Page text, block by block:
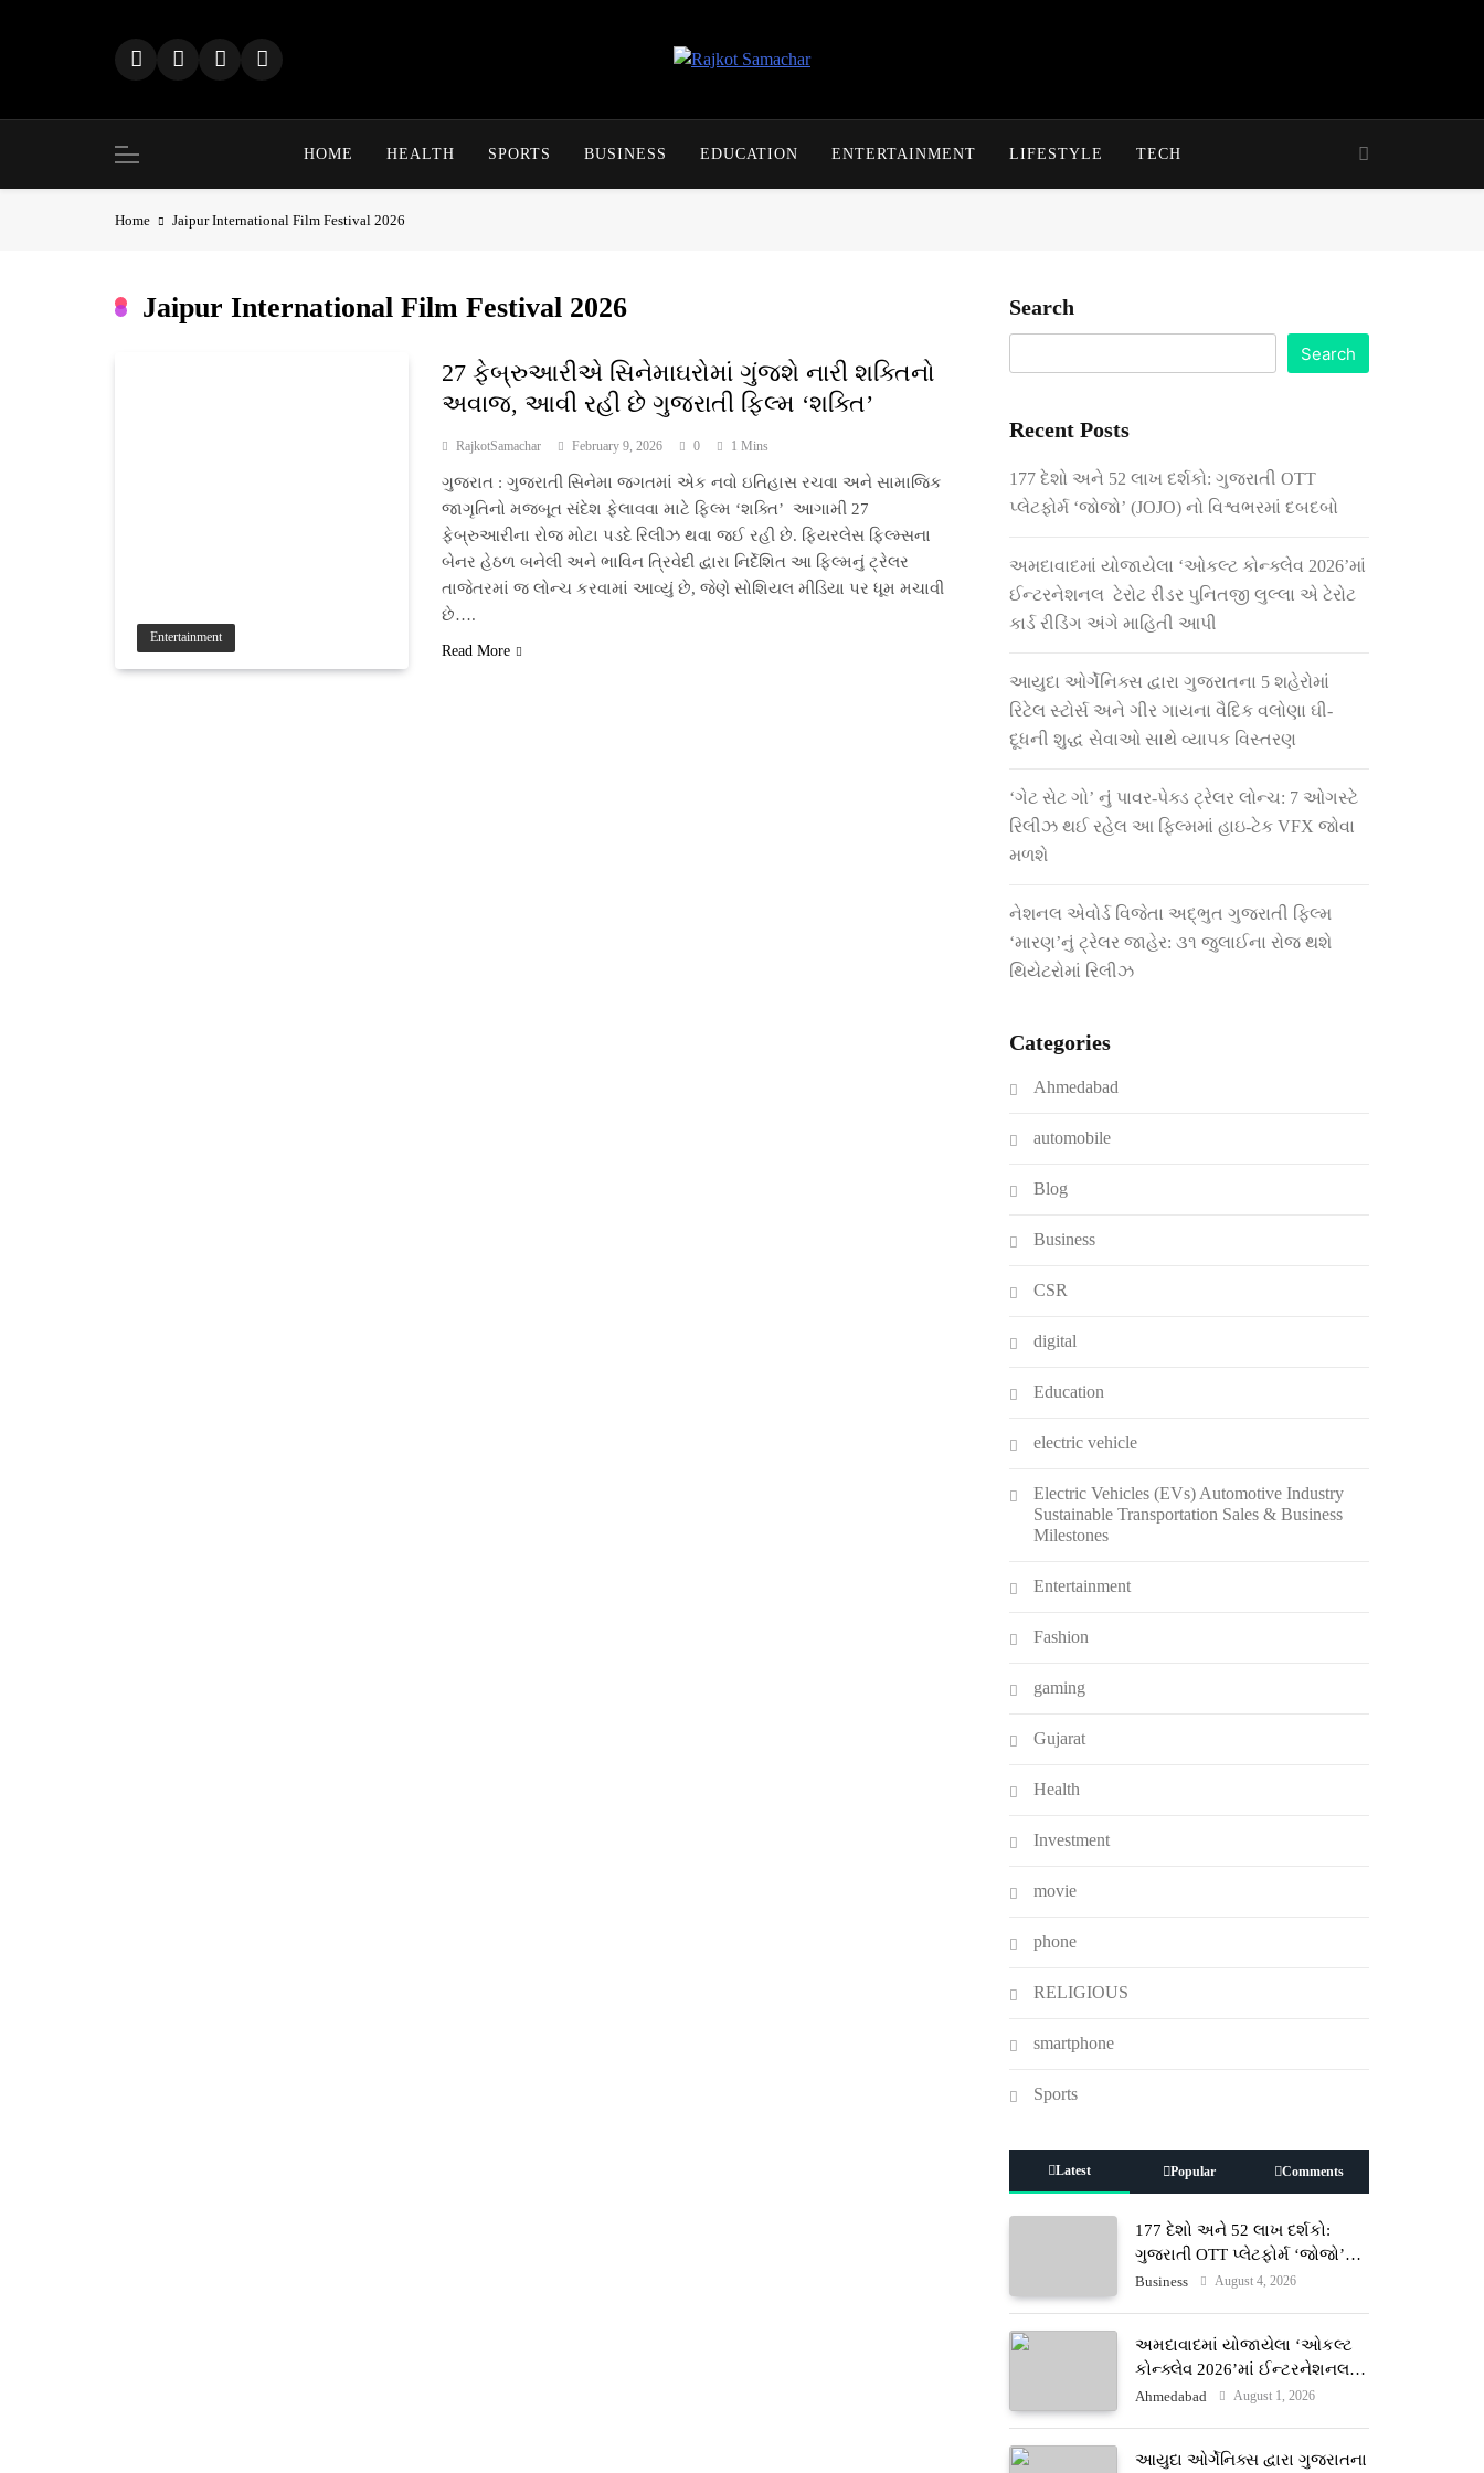
HOME HEALTH SPORTS BUSINESS EDUCATION ENTERTAINMENT LIFESTYLE TECH
Home Jaipur International Film Festival 2026
Jaipur International Film Festival 2026
Entertainment
27 ફેબ્રુઆરીએ સિનેમાઘરોમાં ગુંજશે નારી શક્તિનો
અવાજ, આવી રહી છે ગુજરાતી ફિલ્મ ‘શક્તિ’
RajkotSamachar February 9, 2026 0 1 Mins
ગુજરાત : ગુજરાતી સિનેમા જગતમાં એક નવો ઇતિહાસ રચવા અને સામાજિક
જાગૃતિનો મજબૂત સંદેશ ફેલાવવા માટે ફિલ્મ ‘શક્તિ’ આગામી 27
ફેબ્રુઆરીના રોજ મોટા પડદે રિલીઝ થવા જઈ રહી છે. ફિયરલેસ ફિલ્મ્સના
બેનર હેઠળ બનેલી અને ભાવિન ત્રિવેદી દ્વારા નિર્દેશિત આ ફિલ્મનું ટ્રેલર
તાજેતરમાં જ લોન્ચ કરવામાં આવ્યું છે, જેણે સોશિયલ મીડિયા પર ધૂમ મચાવી
છે….
Read More
Search
Search
Recent Posts
177 દેશો અને 52 લાખ દર્શકો: ગુજરાતી OTT
પ્લેટફોર્મ ‘જોજો’ (JOJO) નો વિશ્વભરમાં દબદબો
અમદાવાદમાં યોજાયેલા ‘ઓકલ્ટ કોન્ક્લેવ 2026’માં
ઈન્ટરનેશનલ ટેરોટ રીડર પુનિતજી લુલ્લા એ ટેરોટ
કાર્ડ રીડિંગ અંગે માહિતી આપી
આયુદા ઓર્ગેનિક્સ દ્વારા ગુજરાતના 5 શહેરોમાં
રિટેલ સ્ટોર્સ અને ગીર ગાયના વૈદિક વલોણા ઘી-
દૂધની શુદ્ધ સેવાઓ સાથે વ્યાપક વિસ્તરણ
‘ગેટ સેટ ગો’ નું પાવર-પેક્ડ ટ્રેલર લોન્ચ: 7 ઓગસ્ટે
રિલીઝ થઈ રહેલ આ ફિલ્મમાં હાઇ-ટેક VFX જોવા
મળશે
નેશનલ એવોર્ડ વિજેતા અદ્ભુત ગુજરાતી ફિલ્મ
‘મારણ’નું ટ્રેલર જાહેર: ૩૧ જુલાઈના રોજ થશે
થિયેટરોમાં રિલીઝ
Categories
Ahmedabad
automobile
Blog
Business
CSR
digital
Education
electric vehicle
Electric Vehicles (EVs) Automotive Industry
Sustainable Transportation Sales & Business
Milestones
Entertainment
Fashion
gaming
Gujarat
Health
Investment
movie
phone
RELIGIOUS
smartphone
Sports
Latest Popular Comments
177 દેશો અને 52 લાખ દર્શકો:
ગુજરાતી OTT પ્લેટફોર્મ ‘જોજો’
(JOJO) નો વિશ્વભરમાં દબદબો
Business August 4, 2026
અમદાવાદમાં યોજાયેલા ‘ઓકલ્ટ
કોન્ક્લેવ 2026’માં ઈન્ટરનેશનલ
ટેરોટ રીડર પુનિતજી લુલ્લા એ ટેરોટ
Ahmedabad August 1, 2026
આયુદા ઓર્ગેનિક્સ દ્વારા ગુજરાતના